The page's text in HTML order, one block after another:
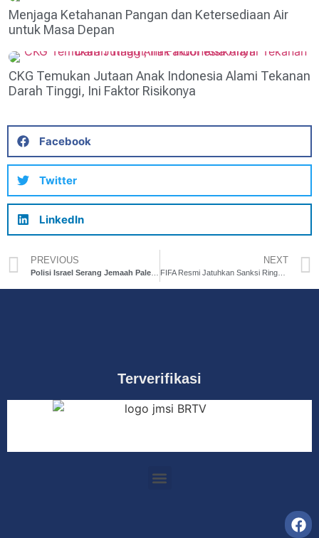
Menjaga Ketahanan Pangan dan Ketersediaan Air
untuk Masa Depan
CKG Temukan Jutaan Anak Indonesia Alami Tekanan
Darah Tinggi, Ini Faktor Risikonya
Facebook
Twitter
LinkedIn
PREVIOUS
Polisi Israel Serang Jemaah Palestina yang Sedang Itikaf di Masjid Al-Aqsa
NEXT
FIFA Resmi Jatuhkan Sanksi Ringan terhadap Indonesia
Terverifikasi